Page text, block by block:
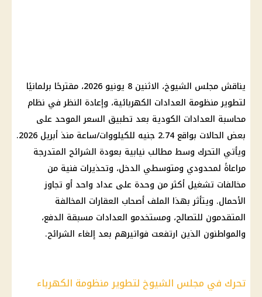
يناقش مجلس الشيوخ، الاثنين 8 يونيو 2026، مقترحًا برلمانيًا
لتطوير منظومة العدادات الكهربائية، وإعادة النظر في نظام
محاسبة العدادات الكودية بعد تطبيق السعر الموحد على
بعض الحالات بواقع 2.74 جنيه للكيلووات/ساعة منذ أبريل 2026.
ويأتي التحرك وسط مطالب نيابية بعودة الشرائح المتدرجة
مراعاةً لمحدودي ومتوسطي الدخل، وتحذيرات فنية من
مخالفات تشغيل أكثر من وحدة على عداد واحد أو تجاوز
الأحمال. ويتأثر بهذا الملف أصحاب العقارات المخالفة
المتقدمون للتصالح، ومستخدمو العدادات مسبقة الدفع،
والمواطنون الذين ارتفعت فواتيرهم بعد إلغاء الشرائح.
تحرك في مجلس الشيوخ لتطوير منظومة الكهرباء